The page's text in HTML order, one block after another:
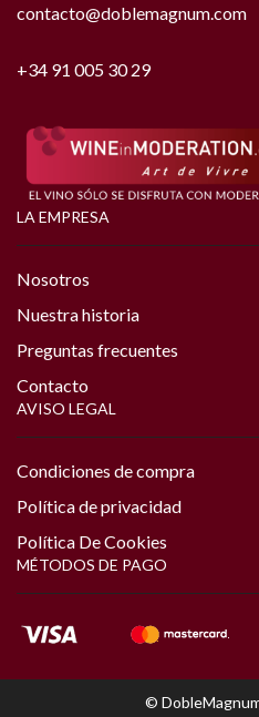
contacto@doblemagnum.com
+34 91 005 30 29
LA EMPRESA
Nosotros
Nuestra historia
Preguntas frecuentes
Contacto
AVISO LEGAL
Condiciones de compra
Política de privacidad
Política De Cookies
MÉTODOS DE PAGO
©